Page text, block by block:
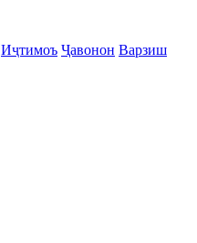
Иҷтимоъ Ҷавонон Варзиш